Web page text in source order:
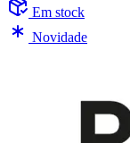
Em stock
Novidade